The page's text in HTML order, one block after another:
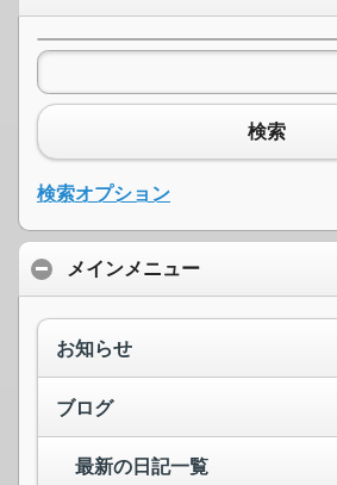
検索
検索オプション
メインメニュー
お知らせ
ブログ
最新の日記一覧